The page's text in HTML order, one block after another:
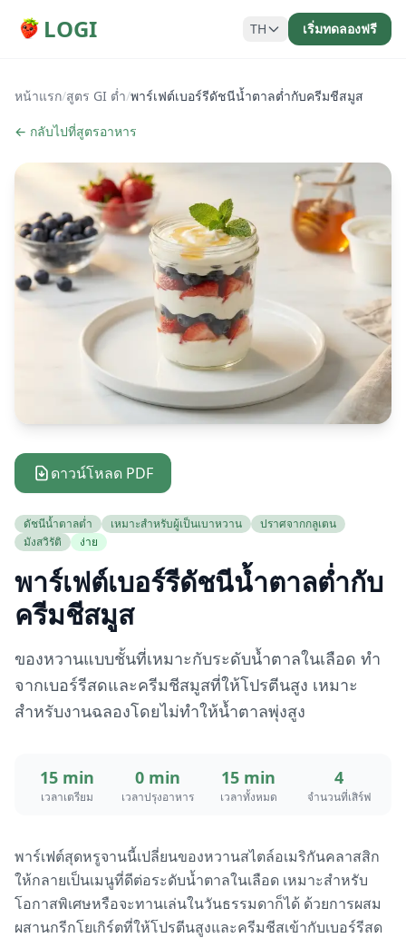
LOGI TH เริ่มทดลองฟรี
หน้าแรก/สูตร GI ต่ำ/พาร์เฟต์เบอร์รีดัชนีน้ำตาลต่ำกับครีมชีสมูส
← กลับไปที่สูตรอาหาร
ดาวน์โหลด PDF
ดัชนีน้ำตาลต่ำ เหมาะสำหรับผู้เป็นเบาหวาน
ปราศจากกลูเตน
มังสวิรัติ
ง่าย
พาร์เฟต์เบอร์รีดัชนีน้ำตาลต่ำกับ
ครีมชีสมูส
ของหวานแบบชั้นที่เหมาะกับระดับน้ำตาลในเลือด ทำ
จากเบอร์รีสดและครีมชีสมูสที่ให้โปรตีนสูง เหมาะ
สำหรับงานฉลองโดยไม่ทำให้น้ำตาลพุ่งสูง
15 min
เวลาเตรียม
0 min
เวลาปรุงอาหาร
15 min
เวลาทั้งหมด
4
จำนวนที่เสิร์ฟ
พาร์เฟต์สุดหรูจานนี้เปลี่ยนของหวานสไตล์อเมริกันคลาสสิก
ให้กลายเป็นเมนูที่ดีต่อระดับน้ำตาลในเลือด เหมาะสำหรับ
โอกาสพิเศษหรือจะทานเล่นในวันธรรมดาก็ได้ ด้วยการผสม
ผสานกรีกโยเกิร์ตที่ให้โปรตีนสูงและครีมชีสเข้ากับเบอร์รีสด